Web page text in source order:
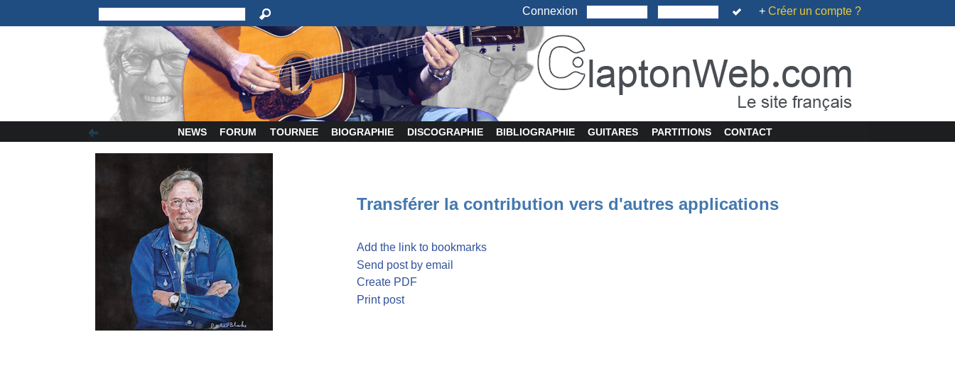
Connexion + Créer un compte ?
NEWS FORUM TOURNEE BIOGRAPHIE DISCOGRAPHIE BIBLIOGRAPHIE GUITARES PARTITIONS CONTACT
Transférer la contribution vers d'autres applications
Add the link to bookmarks
Send post by email
Create PDF
Print post